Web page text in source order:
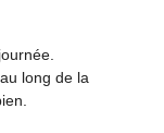
long de la